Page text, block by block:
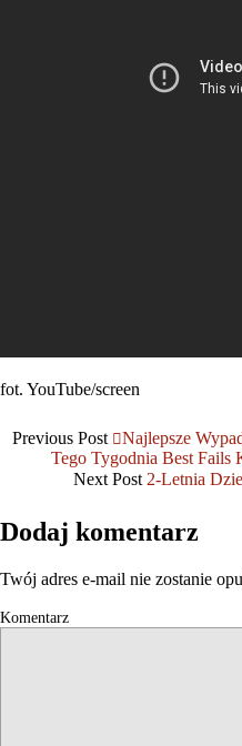
fot. YouTube/screen
Previous Post
Najlepsze
Tego Tygodnia Best Fails
Next Post 2-Letnia
Dodaj komentarz
Twój adres e-mail nie zostanie
Komentarz